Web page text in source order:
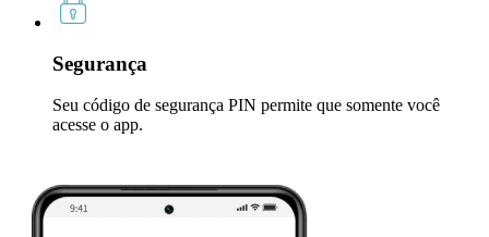
Segurança
Seu código de segurança PIN permite que somente você
acesse o app.